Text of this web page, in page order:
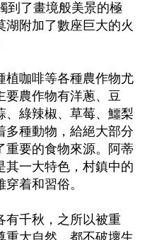
到了畫境般美景的極
湖附加了數座巨大的火
植咖啡等各種農作物尤
要農作物有洋蔥、豆
、綠辣椒、草莓、鱷梨
多種動物，給絕大部分
重要的食物來源。阿蒂
其一大特色，村鎮中的
着和習俗。
有千秋，之所以被重
重大自然，都不破壞生